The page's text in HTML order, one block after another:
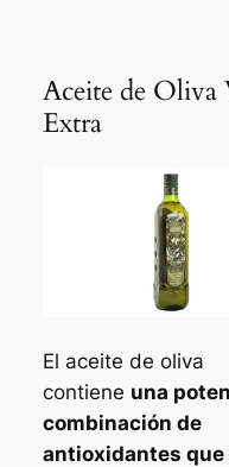
Aceite de Oliva
Extra
El aceite de oliva
contiene una
combinación de
antioxidantes que